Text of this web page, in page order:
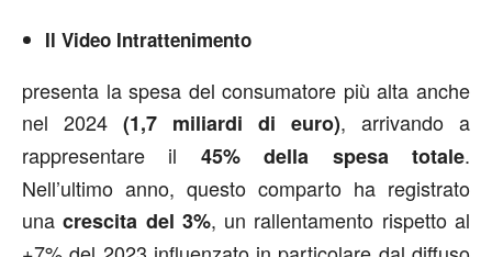
Il Video Intrattenimento
presenta la spesa del consumatore più alta anche
nel 2024 (1,7 miliardi di euro), arrivando a
rappresentare il 45% della spesa totale.
Nell’ultimo anno, questo comparto ha registrato
una crescita del 3%, un rallentamento rispetto al